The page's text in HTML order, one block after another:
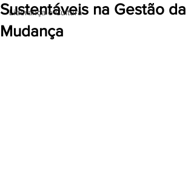
Liderança e Cultura
Sustentáveis na Gestão da
Mudança